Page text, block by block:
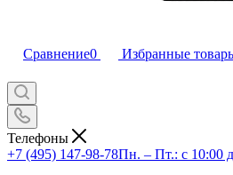
Сравнение0 Избранные
Телефоны
+7 (495) 147-98-78Пн. – Пт.: с 10:00